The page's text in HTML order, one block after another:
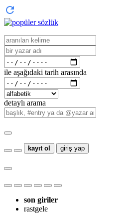
ile aşağıdaki tarih arasında
detaylı arama
kayıt ol giriş yap
son giriler
rastgele